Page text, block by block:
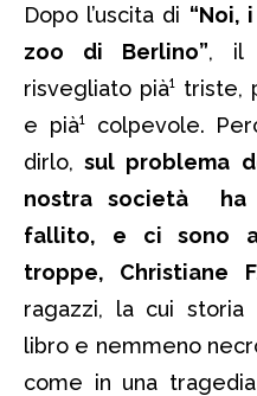
Dopo l’uscita di “Noi,
zoo di Berlino”, il
risvegliato pià¹ triste,
e pià¹ colpevole.
dirlo, sul problema
nostra società ha
fallito, e ci sono
troppe, Christiane
ragazzi, la cui storia
libro e nemmeno
come in una